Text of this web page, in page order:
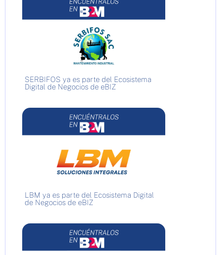
SERBIFOS ya es parte del Ecosistema
Digital de Negocios de eBIZ
LBM ya es parte del Ecosistema Digital
de Negocios de eBIZ